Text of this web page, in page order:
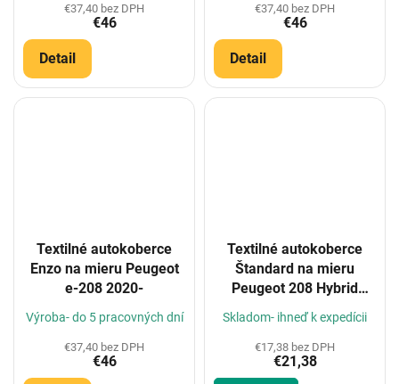
€37,40 bez DPH
€46
Detail
€37,40 bez DPH
€46
Detail
Textilné autokoberce
Enzo na mieru Peugeot
e-208 2020-
Výroba- do 5 pracovných dní
€37,40 bez DPH
€46
Textilné autokoberce
Štandard na mieru
Peugeot 208 Hybrid
2024-
Skladom- ihneď k expedícii
€17,38 bez DPH
€21,38